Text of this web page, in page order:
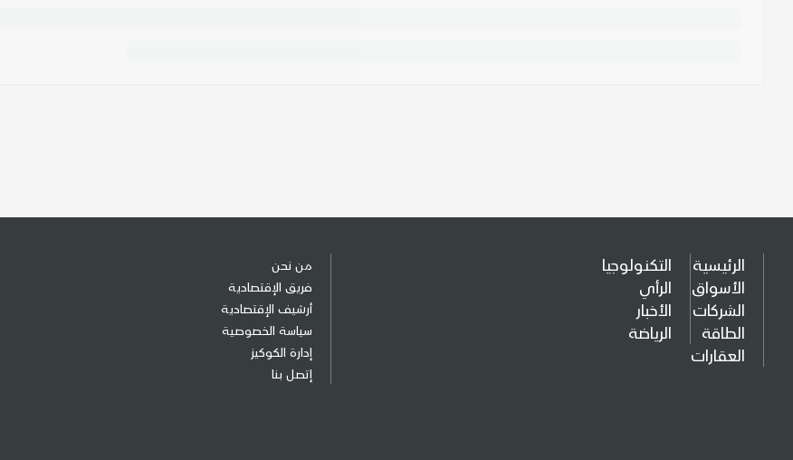
الرئيسية
الأسواق
الشركات
الطاقة
العقارات
التكنولوجيا
الرأي
الأخبار
الرياضة
من نحن
فريق الإقتصادية
أرشيف الإقتصادية
سياسة الخصوصية
إدارة الكوكيز
إتصل بنا